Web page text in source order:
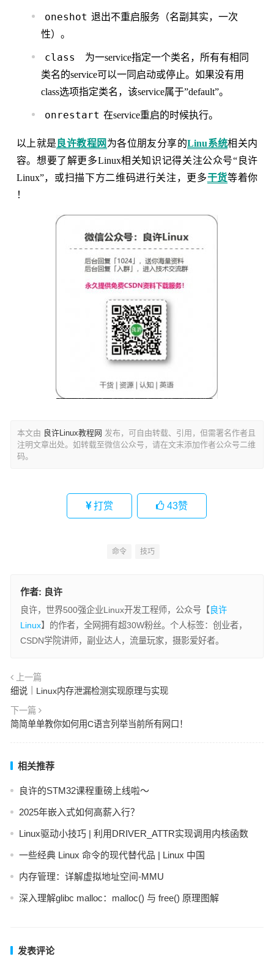
oneshot 退出不重启服务（名副其实，一次
性）。
class
为一service指定一个类名，所有有相同
类名的service可以一同启动或停止。如果没有用
class选项指定类名，该service属于”default”。
onrestart 在service重启的时候执行。
以上就是 良许教程网 为各位朋友分享的Linu系统相关内
容。想要了解更多Linux相关知识记得关注公众号“良许
Linux”，或扫描下方二维码进行关注，更多干货等着你
！
本文由 良许Linux教程网 发布，可自由转载、引用，但需署名作者且
注明文章出处。如转载至微信公众号，请在文末添加作者公众号二维
码。
打赏 43赞
命令 技巧
作者: 良许
良许，世界500强企业Linux开发工程师，公众号【 良许
Linux】的作者，全网拥有超30W粉丝。个人标签：创业者，
CSDN学院讲师，副业达人，流量玩家，摄影爱好者。
上一篇
细说｜Linux内存泄漏检测实现原理与实现
下一篇
简简单单教你如何用C语言列举当前所有网口！
相关推荐
良许的STM32课程重磅上线啦～
2025年嵌入式如何高薪入行？
Linux驱动小技巧 | 利用DRIVER_ATTR实现调用内核函数
一些经典 Linux 命令的现代替代品 | Linux 中国
内存管理：详解虚拟地址空间-MMU
深入理解glibc malloc：malloc() 与 free() 原理图解
发表评论